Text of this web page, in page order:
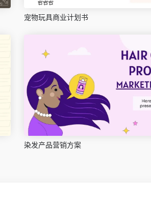
宠物玩具商业计划书
染发产品营销方案